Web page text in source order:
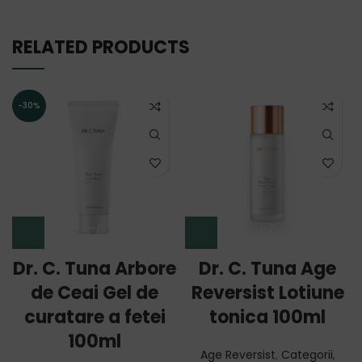
RELATED PRODUCTS
-30%
Dr. C. Tuna Arbore
de Ceai Gel de
curatare a fetei
100ml
Dr. C. Tuna Age
Reversist Lotiune
tonica 100ml
Age Reversist, Categorii,